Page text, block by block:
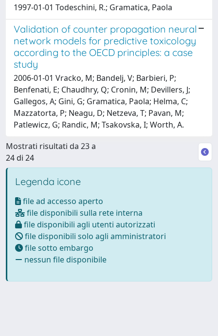
1997-01-01 Todeschini, R.; Gramatica, Paola
Validation of counter propagation neural
network models for predictive toxicology
according to the OECD principles: a case
study
2006-01-01 Vracko, M; Bandelj, V; Barbieri, P;
Benfenati, E; Chaudhry, Q; Cronin, M; Devillers, J;
Gallegos, A; Gini, G; Gramatica, Paola; Helma, C;
Mazzatorta, P; Neagu, D; Netzeva, T; Pavan, M;
Patlewicz, G; Randic, M; Tsakovska, I; Worth, A.
Mostrati risultati da 23 a
24 di 24
Legenda icone
file ad accesso aperto
file disponibili sulla rete interna
file disponibili agli utenti autorizzati
file disponibili solo agli amministratori
file sotto embargo
nessun file disponibile